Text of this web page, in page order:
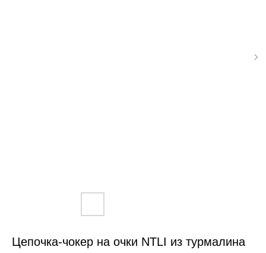
Цепочка-чокер на очки NTLI из турмалина